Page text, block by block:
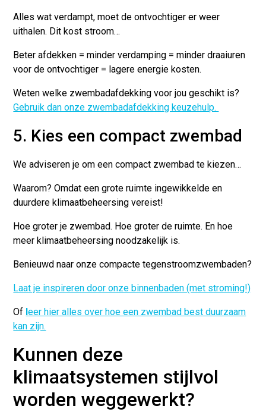
Alles wat verdampt, moet de ontvochtiger er weer
uithalen. Dit kost stroom…
Beter afdekken = minder verdamping = minder draaiuren
voor de ontvochtiger = lagere energie kosten.
Weten welke zwembadafdekking voor jou geschikt is?
Gebruik dan onze zwembadafdekking keuzehulp.
5. Kies een compact zwembad
We adviseren je om een compact zwembad te kiezen…
Waarom? Omdat een grote ruimte ingewikkelde en
duurdere klimaatbeheersing vereist!
Hoe groter je zwembad. Hoe groter de ruimte. En hoe
meer klimaatbeheersing noodzakelijk is.
Benieuwd naar onze compacte tegenstroomzwembaden?
Laat je inspireren door onze binnenbaden (met stroming!)
Of leer hier alles over hoe een zwembad best duurzaam
kan zijn.
Kunnen deze
klimaatsystemen stijlvol
worden weggewerkt?